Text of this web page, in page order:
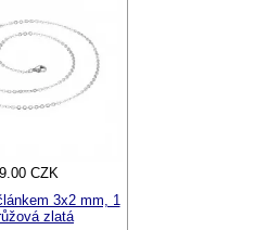
CZK
3x2 mm, 1
zlatá